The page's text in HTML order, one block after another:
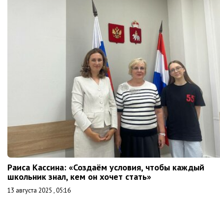
Раиса Кассина: «Создаём условия, чтобы каждый
школьник знал, кем он хочет стать»
13 августа 2025 , 05:16